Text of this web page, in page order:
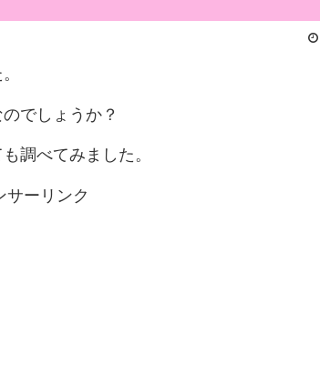
でしょうか？
調べてみました。
サーリンク